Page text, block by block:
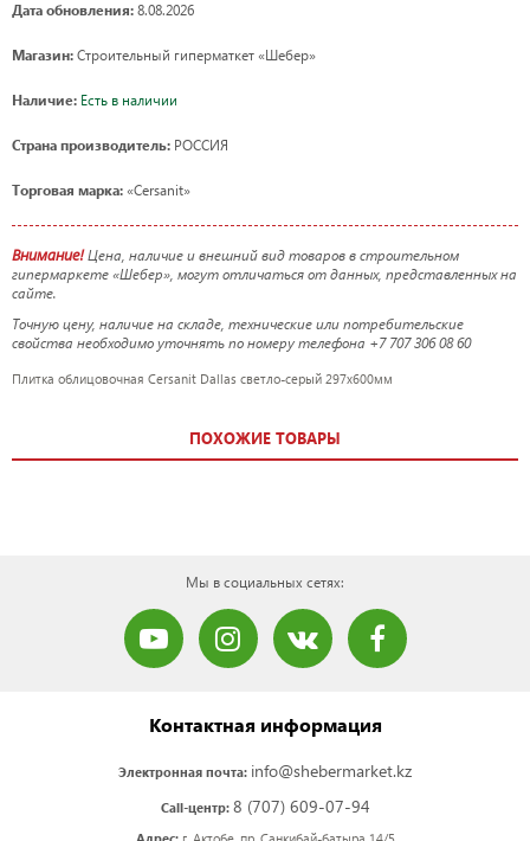
Дата обновления: 8.08.2026
Магазин: Строительный гиперматкет «Шебер»
Наличие: Есть в наличии
Страна производитель: РОССИЯ
Торговая марка: «Cersanit»
Внимание!Цена, наличие и внешний вид товаров в строительном
гипермаркете «Шебер», могут отличаться от данных, представленных на
сайте.
Точную цену, наличие на складе, технические или потребительские
свойства необходимо уточнять по номеру телефона +7 707 306 08 60
Плитка облицовочная Cersanit Dallas светло-серый 297x600мм
ПОХОЖИЕ ТОВАРЫ
Мы в социальных сетях:
Контактная информация
Электронная почта: info@shebermarket.kz
Call-центр: 8 (707) 609-07-94